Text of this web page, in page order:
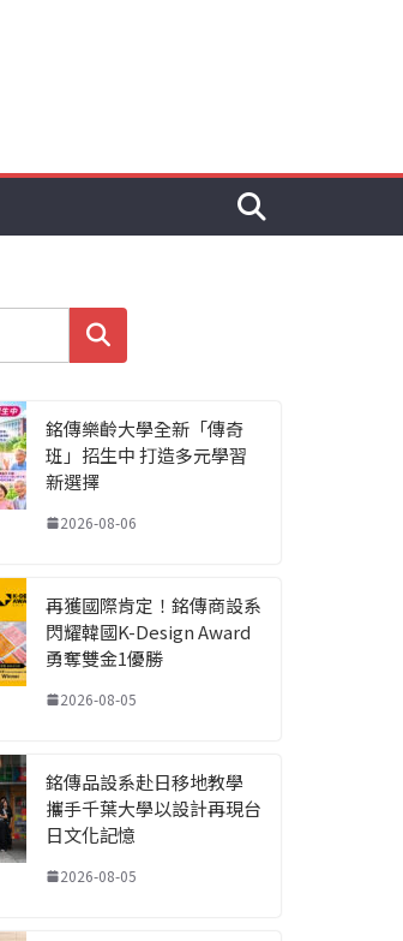
搜尋
銘傳樂齡大學全新「傳奇
班」招生中 打造多元學習
新選擇
2026-08-06
再獲國際肯定！銘傳商設系
閃耀韓國K-Design Award
勇奪雙金1優勝
2026-08-05
銘傳品設系赴日移地教學
攜手千葉大學以設計再現台
日文化記憶
2026-08-05